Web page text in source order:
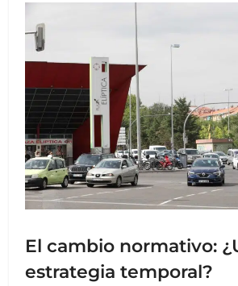
El cambio normativo:
estrategia temporal?